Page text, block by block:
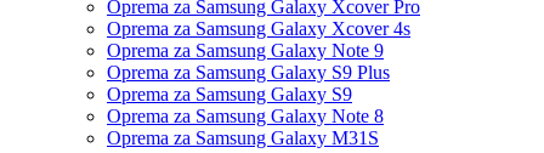
Oprema za Samsung Galaxy Xcover Pro
Oprema za Samsung Galaxy Xcover 4s
Oprema za Samsung Galaxy Note 9
Oprema za Samsung Galaxy S9 Plus
Oprema za Samsung Galaxy S9
Oprema za Samsung Galaxy Note 8
Oprema za Samsung Galaxy M31S